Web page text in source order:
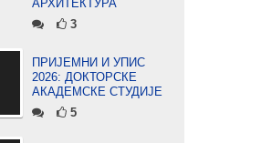
АРХИТЕКТУРА
3
ПРИЈЕМНИ И УПИС
2026: ДОКТОРСКЕ
АКАДЕМСКЕ СТУДИЈЕ
5